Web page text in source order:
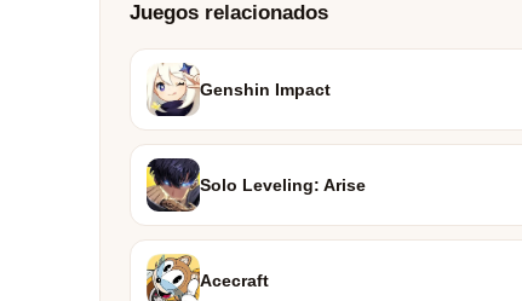
Juegos relacionados
Genshin Impact
Solo Leveling: Arise
Acecraft